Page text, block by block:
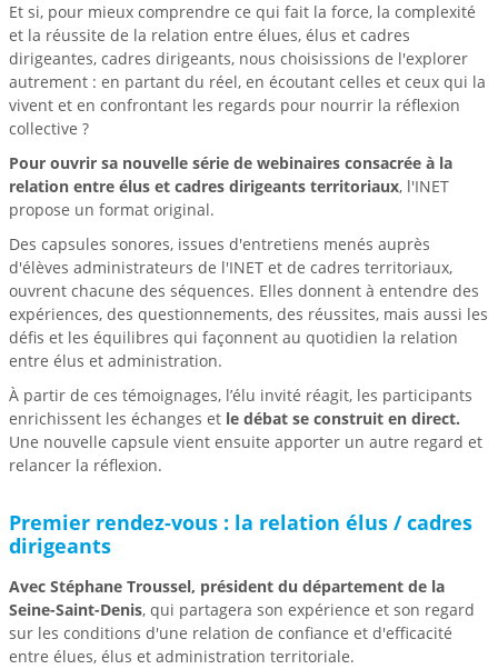
Et si, pour mieux comprendre ce qui fait la force, la complexité
et la réussite de la relation entre élues, élus et cadres
dirigeantes, cadres dirigeants, nous choisissions de l'explorer
autrement : en partant du réel, en écoutant celles et ceux qui la
vivent et en confrontant les regards pour nourrir la réflexion
collective ?
Pour ouvrir sa nouvelle série de webinaires consacrée à la
relation entre élus et cadres dirigeants territoriaux, l'INET
propose un format original.
Des capsules sonores, issues d'entretiens menés auprès
d'élèves administrateurs de l'INET et de cadres territoriaux,
ouvrent chacune des séquences. Elles donnent à entendre des
expériences, des questionnements, des réussites, mais aussi les
défis et les équilibres qui façonnent au quotidien la relation
entre élus et administration.
À partir de ces témoignages, l’élu invité réagit, les participants
enrichissent les échanges et le débat se construit en direct.
Une nouvelle capsule vient ensuite apporter un autre regard et
relancer la réflexion.
Premier rendez-vous : la relation élus / cadres
dirigeants
Avec Stéphane Troussel, président du département de la
Seine-Saint-Denis, qui partagera son expérience et son regard
sur les conditions d'une relation de confiance et d'efficacité
entre élues, élus et administration territoriale.